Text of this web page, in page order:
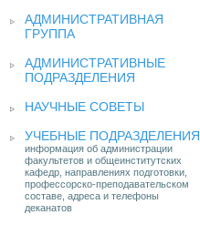
АДМИНИСТРАТИВНАЯ
ГРУППА
АДМИНИСТРАТИВНЫЕ
ПОДРАЗДЕЛЕНИЯ
НАУЧНЫЕ СОВЕТЫ
УЧЕБНЫЕ ПОДРАЗДЕЛЕНИЯ
информация об администрации
факультетов и общеинститутских
кафедр, направлениях подготовки,
профессорско-преподавательском
составе, адреса и телефоны
деканатов